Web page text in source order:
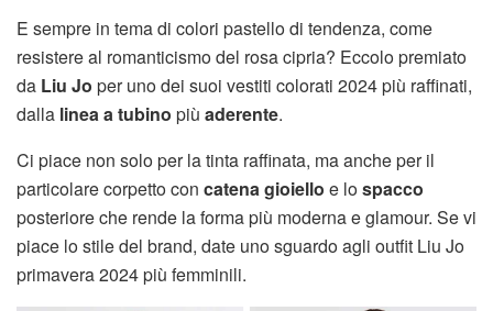
E sempre in tema di colori pastello di tendenza, come
resistere al romanticismo del rosa cipria? Eccolo premiato
da Liu Jo per uno dei suoi vestiti colorati 2024 più raffinati,
dalla linea a tubino più aderente.
Ci piace non solo per la tinta raffinata, ma anche per il
particolare corpetto con catena gioiello e lospacco
posteriore che rende la forma più moderna e glamour. Se vi
piace lo stile del brand, date uno sguardo agli outfit Liu Jo
primavera 2024 più femminili.